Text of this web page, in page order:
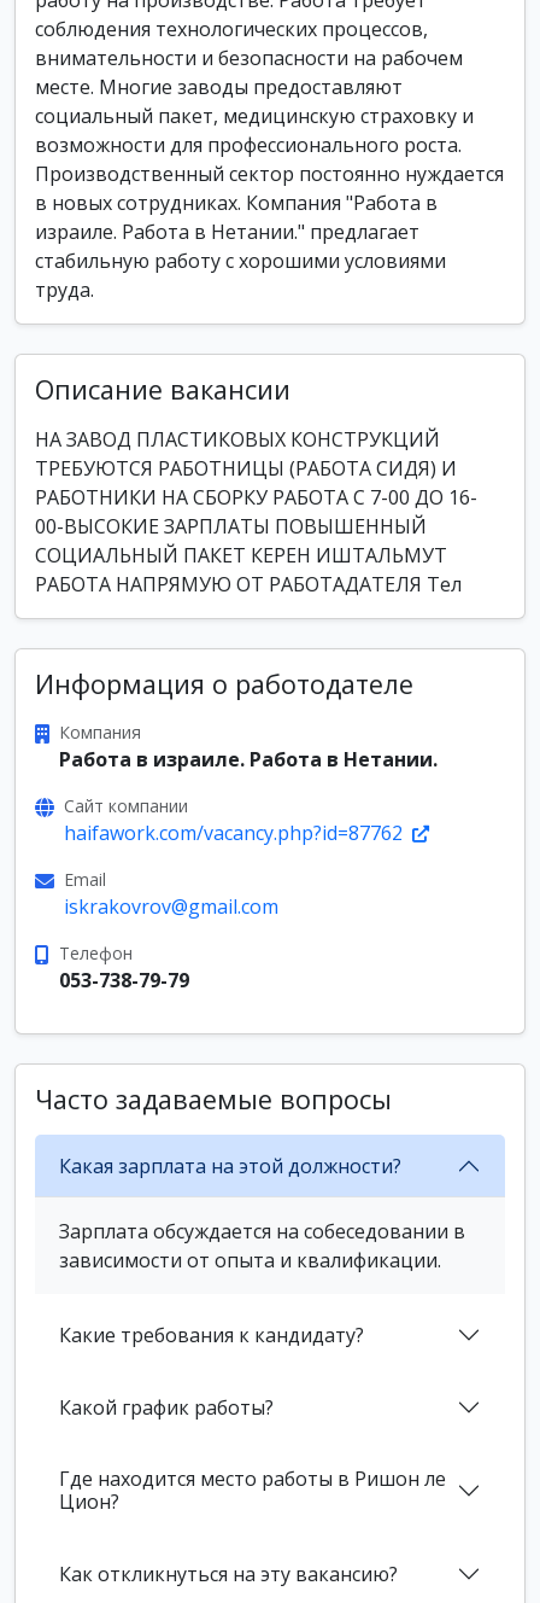
соблюдения технологических процессов,
внимательности и безопасности на рабочем
месте. Многие заводы предоставляют
социальный пакет, медицинскую страховку и
возможности для профессионального роста.
Производственный сектор постоянно нуждается
в новых сотрудниках. Компания "Работа в
израиле. Работа в Нетании." предлагает
стабильную работу с хорошими условиями
труда.
Описание вакансии
НА ЗАВОД ПЛАСТИКОВЫХ КОНСТРУКЦИЙ
ТРЕБУЮТСЯ РАБОТНИЦЫ (РАБОТА СИДЯ) И
РАБОТНИКИ НА СБОРКУ РАБОТА С 7-00 ДО 16-
00-ВЫСОКИЕ ЗАРПЛАТЫ ПОВЫШЕННЫЙ
СОЦИАЛЬНЫЙ ПАКЕТ КЕРЕН ИШТАЛЬМУТ
РАБОТА НАПРЯМУЮ ОТ РАБОТАДАТЕЛЯ Тел
Информация о работодателе
Компания
Работа в израиле. Работа в Нетании.
Сайт компании
haifawork.com/vacancy.php?id=87762
Email
iskrakovrov@gmail.com
Телефон
053-738-79-79
Часто задаваемые вопросы
Какая зарплата на этой должности?
Зарплата обсуждается на собеседовании в
зависимости от опыта и квалификации.
Какие требования к кандидату?
Какой график работы?
Где находится место работы в Ришон ле
Цион?
Как откликнуться на эту вакансию?